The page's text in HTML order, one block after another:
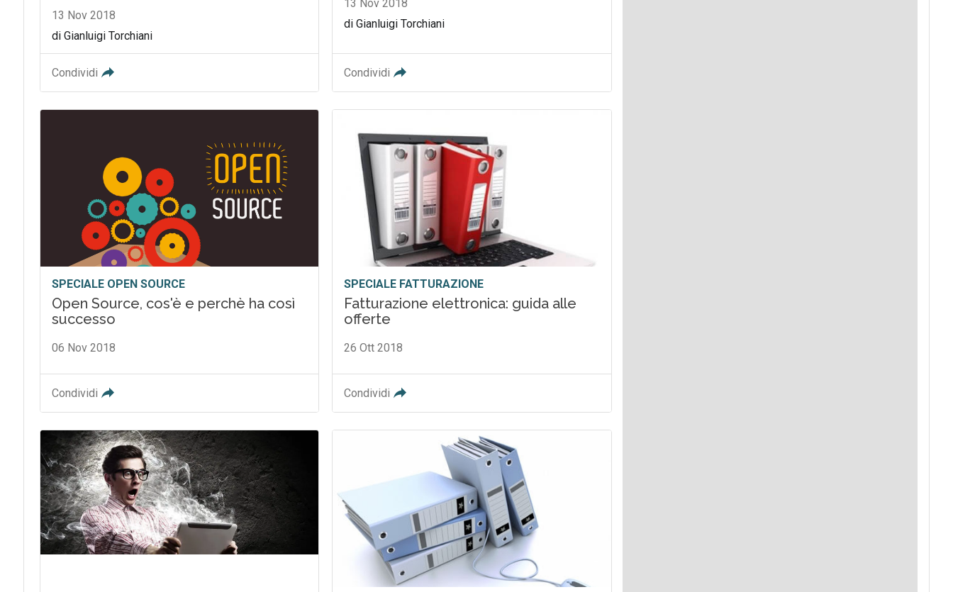
13 Nov 2018
di Gianluigi Torchiani
Condividi
13 Nov 2018
di Gianluigi Torchiani
Condividi
SPECIALE OPEN SOURCE
Open Source, cos'è e perchè ha così
successo
06 Nov 2018
Condividi
SPECIALE FATTURAZIONE
Fatturazione elettronica: guida alle
offerte
26 Ott 2018
Condividi